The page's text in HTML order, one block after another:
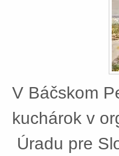
V Báčskom
kuchárok v
Úradu pre